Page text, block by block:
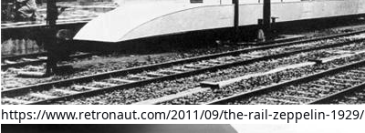
https://www.retronaut.com/2011/09/the-rail-zeppelin-1929/